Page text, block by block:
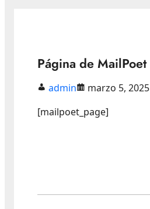
Página de MailPoet
admin
marzo 5, 2025
[mailpoet_page]